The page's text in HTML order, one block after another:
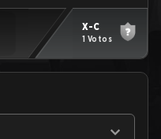
X-C
1 Votos